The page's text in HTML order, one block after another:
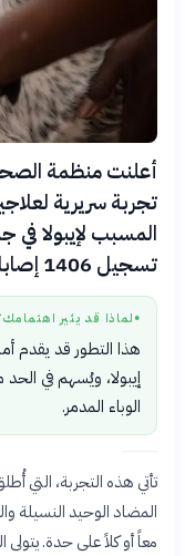
تجربة سريرية
المسبب لإيبولا في
تسجيل 1406 إصابات و438 وفاة منذ 25 مايو الماضي.
● لماذا قد يثير
هذا التطور قد يقدم
إيبولا، ويُسهم في
الوباء المدمر.
تأتي هذه التجربة، التي
المضاد الوحيد النسيلة
معاً أو كلاً على حدة. يتولى